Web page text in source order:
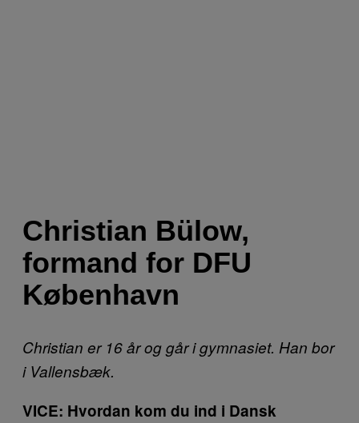
Christian Bülow,
formand for DFU
København
Christian er 16 år og går i gymnasiet. Han bor
i Vallensbæk.
VICE: Hvordan kom du ind i Dansk